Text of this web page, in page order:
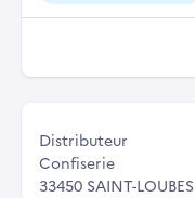
Distributeur
Confiserie
33450 SAINT-LOUBES